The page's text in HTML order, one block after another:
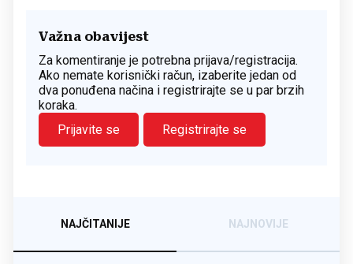
Važna obavijest
Za komentiranje je potrebna prijava/registracija.
Ako nemate korisnički račun, izaberite jedan od
dva ponuđena načina i registrirajte se u par brzih
koraka.
Prijavite se
Registrirajte se
NAJČITANIJE NAJNOVIJE